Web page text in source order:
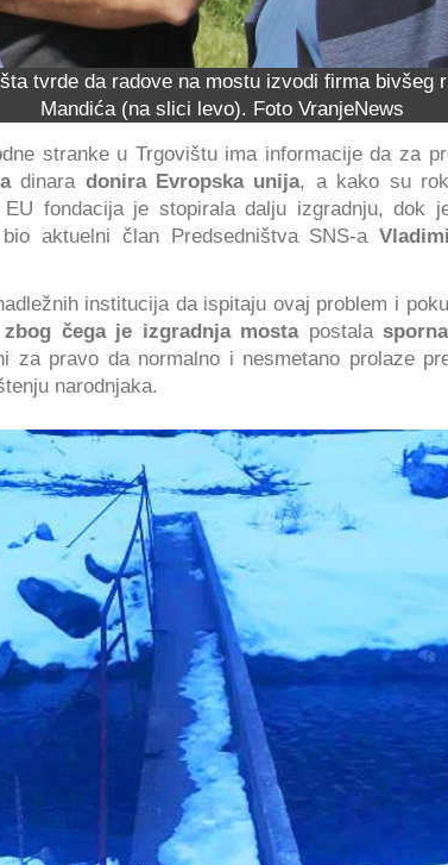
tvrde da radove na mostu izvodi firma bivšeg
Mandića (na slici levo). Foto VranjeNews
stranke u Trgovištu ima informacije da za
dinara donira Evropska unija, a kako su
EU fondacija je stopirala dalju izgradnju, dok
aktuelni član Predsedništva SNS-a
institucija da ispitaju ovaj problem i
zbog čega je izgradnja mosta postalasporna
za pravo da normalno i nesmetano prolaze
narodnjaka.